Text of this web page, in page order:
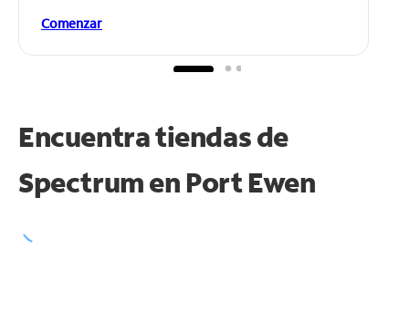
Comenzar
Encuentra tiendas de
Spectrum en Port Ewen